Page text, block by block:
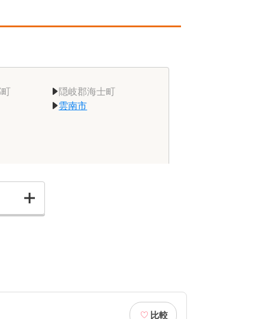
隠岐郡海士町
雲南市
比較